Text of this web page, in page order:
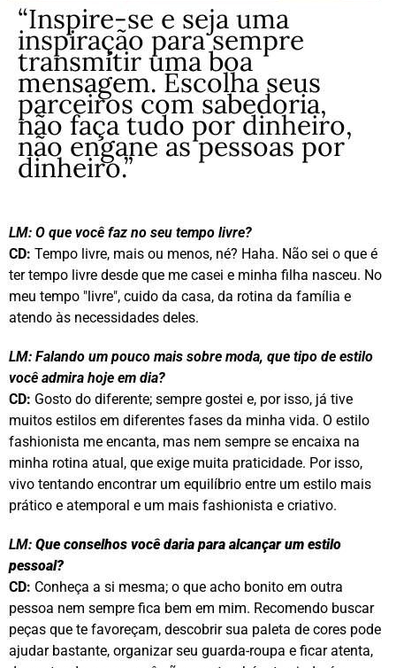
“Inspire-se e seja uma
inspiração para sempre
transmitir uma boa
mensagem. Escolha seus
parceiros com sabedoria,
não faça tudo por dinheiro,
não engane as pessoas por
dinheiro.”
LM: O que você faz no seu tempo livre?
CD: Tempo livre, mais ou menos, né? Haha. Não sei o que é
ter tempo livre desde que me casei e minha filha nasceu. No
meu tempo "livre", cuido da casa, da rotina da família e
atendo às necessidades deles.
LM: Falando um pouco mais sobre moda, que tipo de estilo
você admira hoje em dia?
CD: Gosto do diferente; sempre gostei e, por isso, já tive
muitos estilos em diferentes fases da minha vida. O estilo
fashionista me encanta, mas nem sempre se encaixa na
minha rotina atual, que exige muita praticidade. Por isso,
vivo tentando encontrar um equilíbrio entre um estilo mais
prático e atemporal e um mais fashionista e criativo.
LM: Que conselhos você daria para alcançar um estilo
pessoal?
CD: Conheça a si mesma; o que acho bonito em outra
pessoa nem sempre fica bem em mim. Recomendo buscar
peças que te favoreçam, descobrir sua paleta de cores pode
ajudar bastante, organizar seu guarda-roupa e ficar atenta,